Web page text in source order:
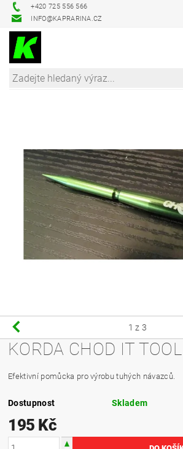
+420 725 556 566
INFO@KAPRARINA.CZ
1 z 3
KORDA CHOD IT TOOL
Efektivní pomůcka pro výrobu tuhých návazců.
Dostupnost Skladem
195 Kč